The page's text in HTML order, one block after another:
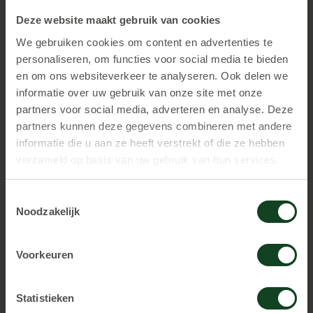
Deze website maakt gebruik van cookies
We gebruiken cookies om content en advertenties te
personaliseren, om functies voor social media te bieden
en om ons websiteverkeer te analyseren. Ook delen we
informatie over uw gebruik van onze site met onze
partners voor social media, adverteren en analyse. Deze
partners kunnen deze gegevens combineren met andere
informatie die u aan ze heeft verstrekt of die ze hebben
verzameld op basis van uw gebruik van hun services.
Noodzakelijk
Voorkeuren
Statistieken
170,00 2 uur spelen € 210,00
extra spelers € 12,00 pp. extra spelers €
17,00 pp. extra spelers € 21,00 pp.
Om het geheel leuk af te sluiten , met alle sterke
verhalen die erbij horen bieden we een beker
frisdrank en chips naar keuze aan voor de zeer
vriendelijke prijs van € 1,50 pp.